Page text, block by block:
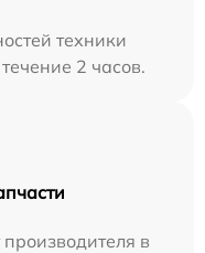
техники
2 часов.
в